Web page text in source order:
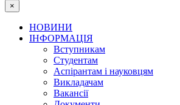
×
НОВИНИ
ІНФОРМАЦІЯ
Вступникам
Студентам
Аспірантам і науковцям
Викладачам
Вакансії